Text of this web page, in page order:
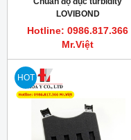
LOVIBOND
Hotline: 0986.817.366
Mr.Việt
HOT